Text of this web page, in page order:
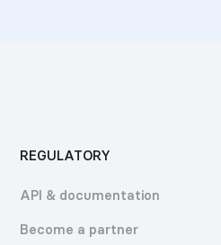
REGULATORY
API & documentation
Become a partner